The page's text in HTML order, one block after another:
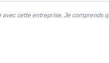
cette entreprise. Je comprends